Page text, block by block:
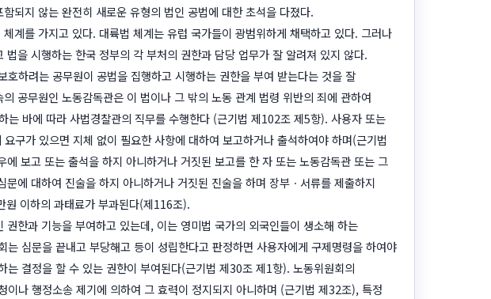
되지 않는 완전히 새로운 유형의 법인 공법에 대한 초석을 다졌다.
계를 가지고 있다. 대륙법 체계는 유럽 국가들이 광범위하게 채택하고 있다. 그러나
을 시행하는 한국 정부의 각 부처의 권한과 담당 업무가 잘 알려져 있지 않다.
하려는 공무원이 공법을 집행하고 시행하는 권한을 부여 받는다는 것을 잘
공무원인 노동감독관은 이 법이나 그 밖의 노동 관계 법령 위반의 죄에 관하여
는 바에 따라 사법경찰관의 직무를 수행한다 (근기법 제102조 제5항). 사용자 또는
구가 있으면 지체 없이 필요한 사항에 대하여 보고하거나 출석하여야 하며(근기법
보고 또는 출석을 하지 아니하거나 거짓된 보고를 한 자 또는 노동감독관 또는 그
에 대하여 진술을 하지 아니하거나 거짓된 진술을 하며 장부ㆍ서류를 제출하지
원 이하의 과태료가 부과된다(제116조).
한과 기능을 부여하고 있는데, 이는 영미법 국가의 외국인들이 생소해 하는
심문을 끝내고 부당해고 등이 성립한다고 판정하면 사용자에게 구제명령을 하여야
결정을 할 수 있는 권한이 부여된다(근기법 제30조 제1항). 노동위원회의
나 행정소송 제기에 의하여 그 효력이 정지되지 아니하며 (근기법 제32조), 특정